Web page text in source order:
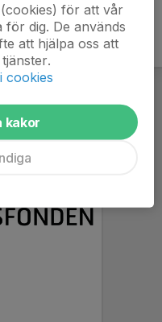
för att vår
dig. De används
att hjälpa oss att
cookies
kakor